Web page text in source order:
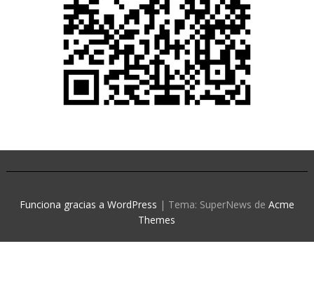
Funciona gracias a WordPress | Tema: SuperNews de Acme
Themes